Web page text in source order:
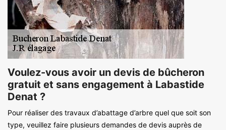
Voulez-vous avoir un devis de bûcheron
gratuit et sans engagement à Labastide
Denat ?
Pour réaliser des travaux d’abattage d’arbre quel que soit son
type, veuillez faire plusieurs demandes de devis auprès de